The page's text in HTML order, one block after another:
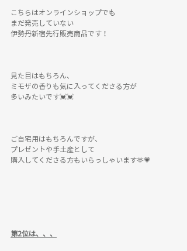
こちらはオンラインショップでも
まだ発売していない
伊勢丹新宿先行販売商品です！
見た目はもちろん、
ミモザの香りも気に入ってくださる方が
多いみたいです💓💓
ご自宅用はもちろんですが、
プレゼントや手土産として
購入してくださる方もいらっしゃいます🫶💗
第2位は、、、